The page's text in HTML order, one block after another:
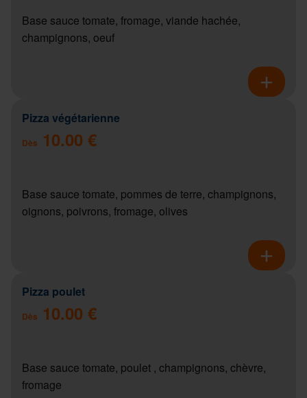
Base sauce tomate, fromage, viande hachée,
champignons, oeuf
Pizza végétarienne
Dès 10.00 €
Base sauce tomate, pommes de terre, champignons,
oignons, poivrons, fromage, olives
Pizza poulet
Dès 10.00 €
Base sauce tomate, poulet , champignons, chèvre,
fromage